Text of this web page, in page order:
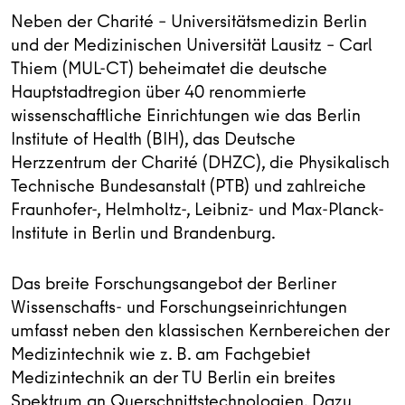
Neben der Charité – Universitätsmedizin Berlin
und der Medizinischen Universität Lausitz – Carl
Thiem (MUL-CT) beheimatet die deutsche
Hauptstadtregion über 40 renommierte
wissenschaftliche Einrichtungen wie das Berlin
Institute of Health (BIH), das Deutsche
Herzzentrum der Charité (DHZC), die Physikalisch
Technische Bundesanstalt (PTB) und zahlreiche
Fraunhofer-, Helmholtz-, Leibniz- und Max-Planck-
Institute in Berlin und Brandenburg.
Das breite Forschungsangebot der Berliner
Wissenschafts- und Forschungseinrichtungen
umfasst neben den klassischen Kernbereichen der
Medizintechnik wie z. B. am Fachgebiet
Medizintechnik an der TU Berlin ein breites